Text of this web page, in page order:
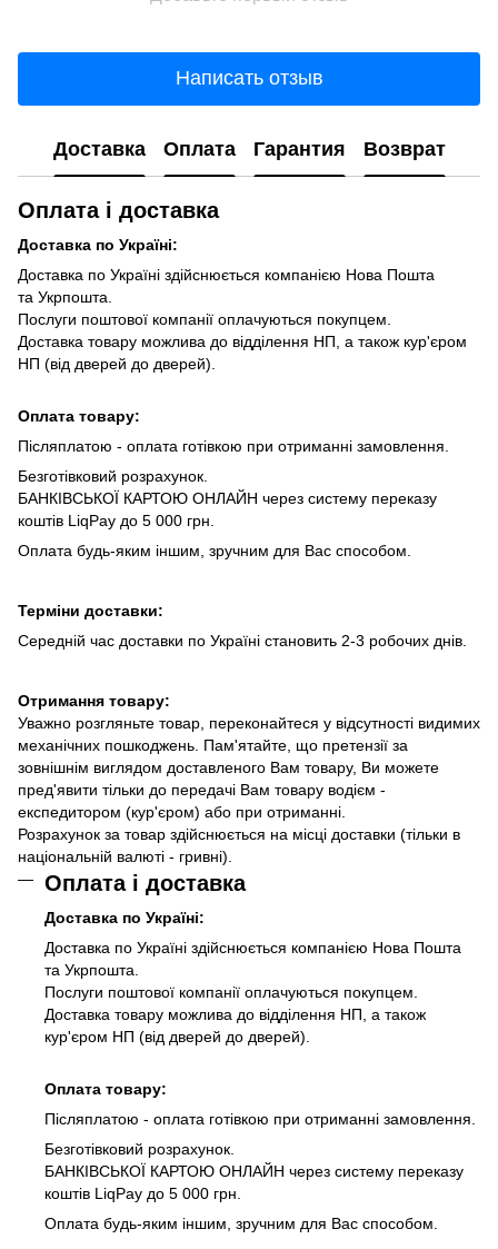
Написать отзыв
Доставка Оплата Гарантия Возврат
Оплата і доставка
Доставка по Україні:
Доставка по Україні здійснюється компанією Нова Пошта
та Укрпошта.
Послуги поштової компанії оплачуються покупцем.
Доставка товару можлива до відділення НП, а також кур'єром
НП (від дверей до дверей).
Оплата товару:
Післяплатою - оплата готівкою при отриманні замовлення.
Безготівковий розрахунок.
БАНКІВСЬКОЇ КАРТОЮ ОНЛАЙН через систему переказу
коштів LiqPay до 5 000 грн.
Оплата будь-яким іншим, зручним для Вас способом.
Терміни доставки:
Середній час доставки по Україні становить 2-3 робочих днів.
Отримання товару:
Уважно розгляньте товар, переконайтеся у відсутності видимих
механічних пошкоджень. Пам'ятайте, що претензії за
зовнішнім виглядом доставленого Вам товару, Ви можете
пред'явити тільки до передачі Вам товару водієм -
експедитором (кур'єром) або при отриманні.
Розрахунок за товар здійснюється на місці доставки (тільки в
національній валюті - гривні).
Оплата і доставка
Доставка по Україні:
Доставка по Україні здійснюється компанією Нова Пошта
та Укрпошта.
Послуги поштової компанії оплачуються покупцем.
Доставка товару можлива до відділення НП, а також
кур'єром НП (від дверей до дверей).
Оплата товару:
Післяплатою - оплата готівкою при отриманні замовлення.
Безготівковий розрахунок.
БАНКІВСЬКОЇ КАРТОЮ ОНЛАЙН через систему переказу
коштів LiqPay до 5 000 грн.
Оплата будь-яким іншим, зручним для Вас способом.